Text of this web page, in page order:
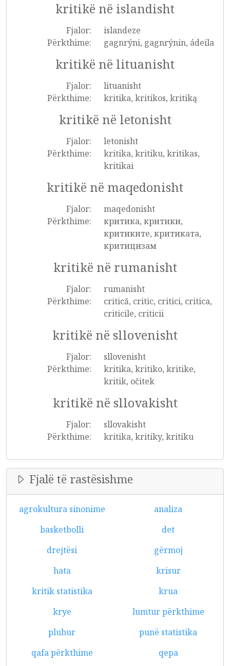
kritikë në islandisht
Fjalor:
islandeze
Përkthime:
gagnrýni, gagnrýnin, ádeila
kritikë në lituanisht
Fjalor:
lituanisht
Përkthime:
kritika, kritikos, kritiką
kritikë në letonisht
Fjalor:
letonisht
Përkthime:
kritika, kritiku, kritikas,
kritikai
kritikë në maqedonisht
Fjalor:
maqedonisht
Përkthime:
критика, критики,
критиките, критиката,
критицизам
kritikë në rumanisht
Fjalor:
rumanisht
Përkthime:
critică, critic, critici, critica,
criticile, criticii
kritikë në sllovenisht
Fjalor:
sllovenisht
Përkthime:
kritika, kritiko, kritike,
kritik, očitek
kritikë në sllovakisht
Fjalor:
sllovakisht
Përkthime:
kritika, kritiky, kritiku
Fjalë të rastësishme
agrokultura sinonime
analiza
basketbolli
det
drejtësi
gërmoj
hata
krisur
kritik statistika
krua
krye
lumtur përkthime
pluhur
punë statistika
qafa përkthime
qepa